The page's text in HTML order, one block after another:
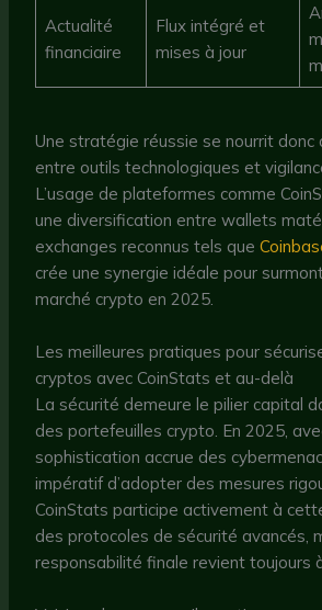
Actualité
financiaire
Flux intégré et
mises à jour
Une stratégie réussie se nourrit donc
entre outils technologiques et
L’usage de plateformes comme
une diversification entre wallets
exchanges reconnus tels que
crée une synergie idéale pour
marché crypto en 2025.
Les meilleures pratiques pour
cryptos avec CoinStats et au-delà
La sécurité demeure le pilier capital
des portefeuilles crypto. En 2025,
sophistication accrue des
impératif d’adopter des mesures
CoinStats participe activement à
des protocoles de sécurité avancés,
responsabilité finale revient toujours